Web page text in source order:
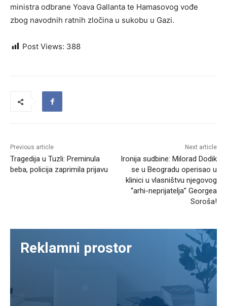
ministra odbrane Yoava Gallanta te Hamasovog vođe
zbog navodnih ratnih zločina u sukobu u Gazi.
Post Views: 388
Previous article
Tragedija u Tuzli: Preminula
beba, policija zaprimila prijavu
Next article
Ironija sudbine: Milorad Dodik
se u Beogradu operisao u
klinici u vlasništvu njegovog
“arhi-neprijatelja” Georgea
Soroša!
Reklamni prostor